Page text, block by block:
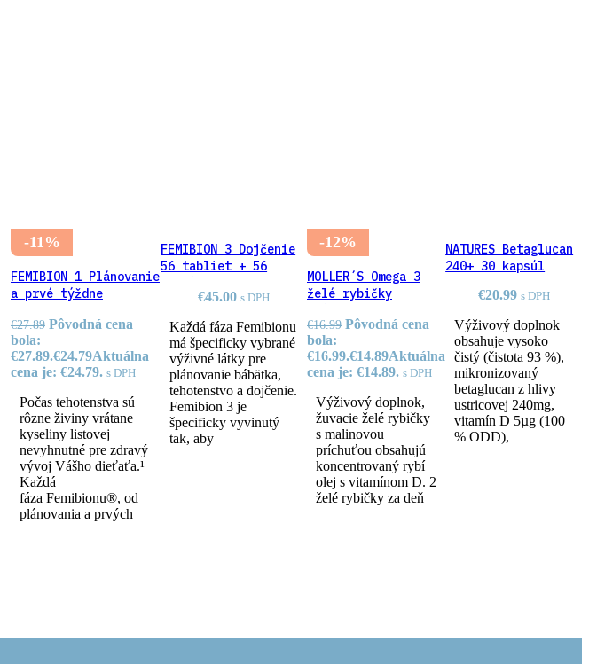
-11%
FEMIBION 1 Plánovanie
a prvé týždne
tabliet
€27.89 Pôvodná cena
bola:
€27.89.€24.79Aktuálna
cena je: €24.79. s DPH
Počas tehotenstva sú
rôzne živiny vrátane
kyseliny listovej
nevyhnutné pre zdravý
vývoj Vášho dieťaťa.¹
Každá
fáza Femibionu®, od
plánovania a prvých
FEMIBION 3 Dojčenie
56 tabliet + 56
€45.00 s DPH
Každá fáza Femibionu
má špecificky vybrané
výživné látky pre
plánovanie bábätka,
tehotenstvo a dojčenie.
Femibion 3 je
špecificky vyvinutý
tak, aby
-12%
MOLLER´S Omega 3
želé rybičky
ks
€16.99 Pôvodná cena
bola:
€16.99.€14.89Aktuálna
cena je: €14.89. s DPH
Výživový doplnok,
žuvacie želé rybičky
s malinovou
príchuťou obsahujú
koncentrovaný rybí
olej s vitamínom D. 2
želé rybičky za deň
NATURES Betaglucan
240+ 30 kapsúl
€20.99 s DPH
Výživový doplnok
obsahuje vysoko
čistý (čistota 93 %),
mikronizovaný
betaglucan z hlivy
ustricovej 240mg,
vitamín D 5µg (100
% ODD),